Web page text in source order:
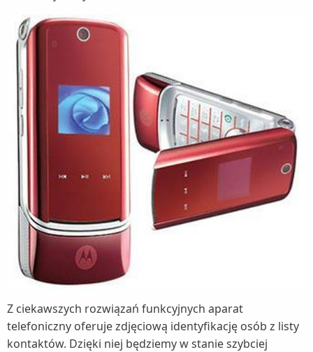
Z ciekawszych rozwiązań funkcyjnych aparat
telefoniczny oferuje zdjęciową identyfikację osób z listy
kontaktów. Dzięki niej będziemy w stanie szybciej